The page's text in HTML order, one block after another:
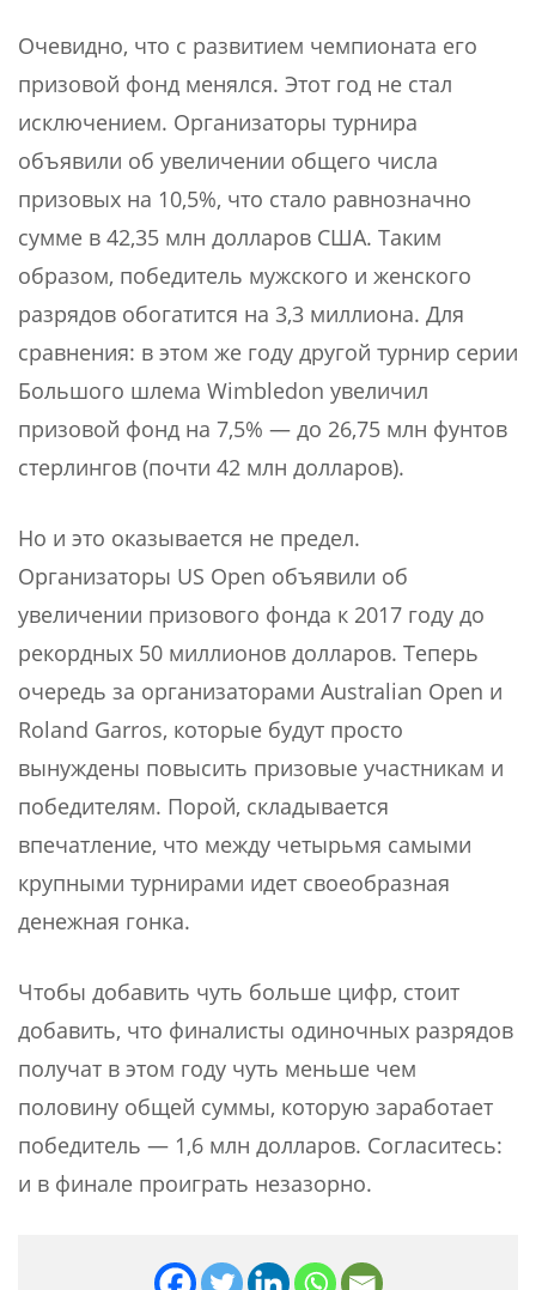
Очевидно, что с развитием чемпионата его
призовой фонд менялся. Этот год не стал
исключением. Организаторы турнира
объявили об увеличении общего числа
призовых на 10,5%, что стало равнозначно
сумме в 42,35 млн долларов США. Таким
образом, победитель мужского и женского
разрядов обогатится на 3,3 миллиона. Для
сравнения: в этом же году другой турнир серии
Большого шлема Wimbledon увеличил
призовой фонд на 7,5% — до 26,75 млн фунтов
стерлингов (почти 42 млн долларов).
Но и это оказывается не предел.
Организаторы US Open объявили об
увеличении призового фонда к 2017 году до
рекордных 50 миллионов долларов. Теперь
очередь за организаторами Australian Open и
Roland Garros, которые будут просто
вынуждены повысить призовые участникам и
победителям. Порой, складывается
впечатление, что между четырьмя самыми
крупными турнирами идет своеобразная
денежная гонка.
Чтобы добавить чуть больше цифр, стоит
добавить, что финалисты одиночных разрядов
получат в этом году чуть меньше чем
половину общей суммы, которую заработает
победитель — 1,6 млн долларов. Согласитесь:
и в финале проиграть незазорно.